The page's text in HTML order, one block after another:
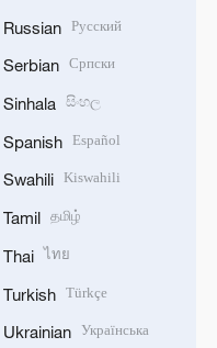
Russian Русский
Serbian Српски
Sinhala සිංහල
Spanish Español
Swahili Kiswahili
Tamil தமிழ்
Thai ไทย
Turkish Türkçe
Ukrainian Українська